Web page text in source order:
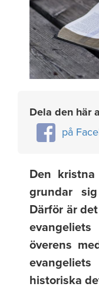
Dela den här
på
Den
grundar
Därför är
överens
historiska